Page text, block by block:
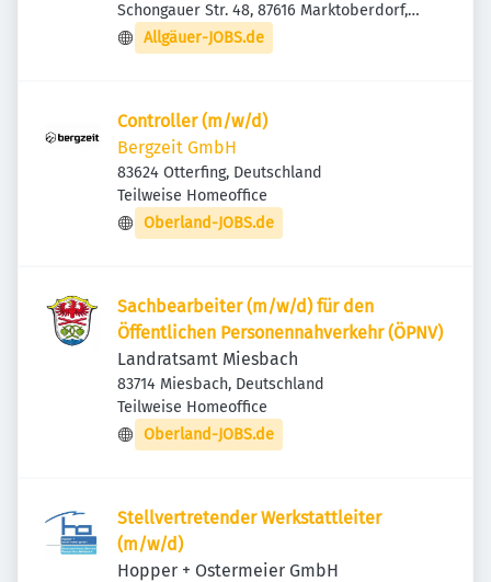
Schongauer Str. 48, 87616 Marktoberdorf,
Deutschland
Allgäuer-JOBS.de
Controller (m/w/d)
Bergzeit GmbH
83624 Otterfing, Deutschland
Teilweise Homeoffice
Oberland-JOBS.de
Sachbearbeiter (m/w/d) für den
Öffentlichen Personennahverkehr (ÖPNV)
Landratsamt Miesbach
83714 Miesbach, Deutschland
Teilweise Homeoffice
Oberland-JOBS.de
Stellvertretender Werkstattleiter
(m/w/d)
Hopper + Ostermeier GmbH